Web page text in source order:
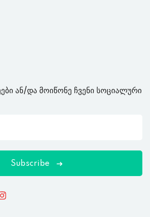
ან/და მოიწონე ჩვენი სოციალური
Subscribe